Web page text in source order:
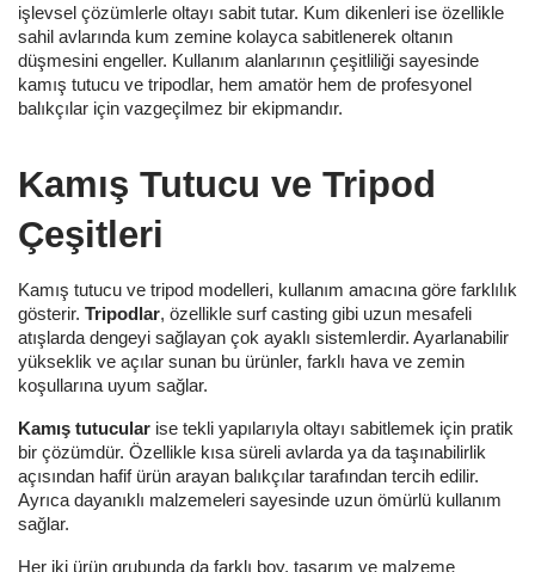
işlevsel çözümlerle oltayı sabit tutar. Kum dikenleri ise özellikle
sahil avlarında kum zemine kolayca sabitlenerek oltanın
düşmesini engeller. Kullanım alanlarının çeşitliliği sayesinde
kamış tutucu ve tripodlar, hem amatör hem de profesyonel
balıkçılar için vazgeçilmez bir ekipmandır.
Kamış Tutucu ve Tripod
Çeşitleri
Kamış tutucu ve tripod modelleri, kullanım amacına göre farklılık
gösterir. Tripodlar, özellikle surf casting gibi uzun mesafeli
atışlarda dengeyi sağlayan çok ayaklı sistemlerdir. Ayarlanabilir
yükseklik ve açılar sunan bu ürünler, farklı hava ve zemin
koşullarına uyum sağlar.
Kamış tutucular ise tekli yapılarıyla oltayı sabitlemek için pratik
bir çözümdür. Özellikle kısa süreli avlarda ya da taşınabilirlik
açısından hafif ürün arayan balıkçılar tarafından tercih edilir.
Ayrıca dayanıklı malzemeleri sayesinde uzun ömürlü kullanım
sağlar.
Her iki ürün grubunda da farklı boy, tasarım ve malzeme